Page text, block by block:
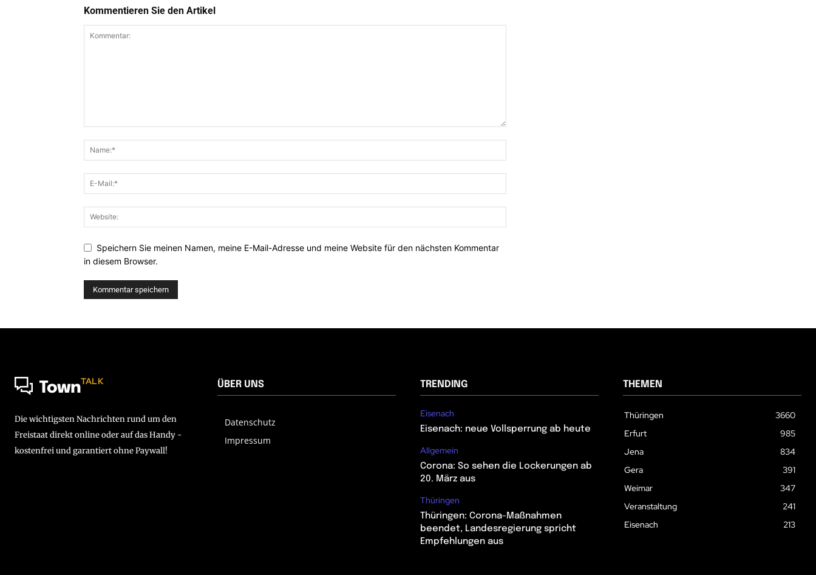
Kommentieren Sie den Artikel
Speichern Sie meinen Namen, meine E-Mail-Adresse und meine Website für den nächsten Kommentar
in diesem Browser.
TownTALK
Die wichtigsten Nachrichten rund um den
Freistaat direkt online oder auf das Handy -
kostenfrei und garantiert ohne Paywall!
ÜBER UNS
Datenschutz
Impressum
TRENDING
Eisenach
Eisenach: neue Vollsperrung ab heute
Allgemein
Corona: So sehen die Lockerungen ab
20. März aus
Thüringen
Thüringen: Corona-Maßnahmen
beendet, Landesregierung spricht
Empfehlungen aus
THEMEN
Thüringen
3660
Erfurt
985
Jena
834
Gera
391
Weimar
347
Veranstaltung
241
Eisenach
213